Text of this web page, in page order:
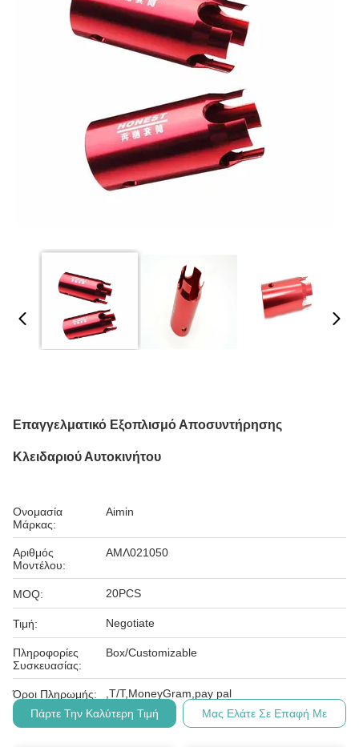
Επαγγελματικό Εξοπλισμό Αποσυντήρησης
Κλειδαριού Αυτοκινήτου
Ονομασία
Μάρκας:
Aimin
Αριθμός
Μοντέλου:
ΑΜΛ021050
MOQ: 20PCS
Τιμή: Negotiate
Πληροφορίες
Συσκευασίας:
Box/Customizable
Όροι Πληρωμής:
,T/T,MoneyGram,pay pal
Πάρτε Την Καλύτερη Τιμή
Μας Ελάτε Σε Επαφή Με